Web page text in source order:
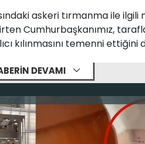
askeri tırmanma ile ilgili
Cumhurbaşkanımız,
kılınmasını temenni ettiğini
DEVAMI